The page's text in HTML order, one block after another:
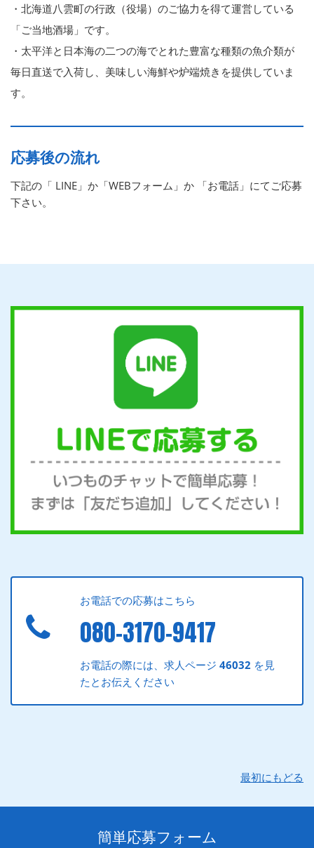
・北海道八雲町の行政（役場）のご協力を得て運営している
「ご当地酒場」です。
・太平洋と日本海の二つの海でとれた豊富な種類の魚介類が
毎日直送で入荷し、美味しい海鮮や炉端焼きを提供していま
す。
応募後の流れ
下記の「 LINE」か「WEBフォーム」か 「お電話」にてご応募
下さい。
お電話での応募はこちら
080-3170-9417
お電話の際には、求人ページ46032 を見
たとお伝えください
最初にもどる
簡単応募フォーム